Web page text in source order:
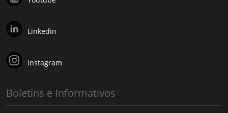
Linkedin
Instagram
Boletins e Informativos